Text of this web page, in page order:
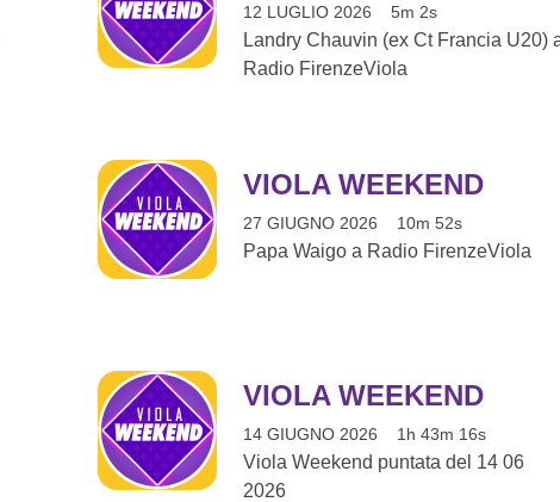
12 LUGLIO 2026 5m 2s
Landry Chauvin (ex Ct Francia U20)
Radio FirenzeViola
VIOLA WEEKEND
27 GIUGNO 2026 10m 52s
Papa Waigo a Radio FirenzeViola
VIOLA WEEKEND
14 GIUGNO 2026 1h 43m 16s
Viola Weekend puntata del 14 06
2026